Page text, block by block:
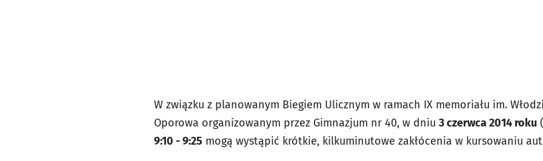
W związku z planowanym Biegiem Ulicznym w ramach IX memoriału im.
Oporowa organizowanym przez Gimnazjum nr 40, w dniu 3 czerwca 2014 roku (
9:10 - 9:25 mogą wystąpić krótkie, kilkuminutowe zakłócenia w kursowaniu